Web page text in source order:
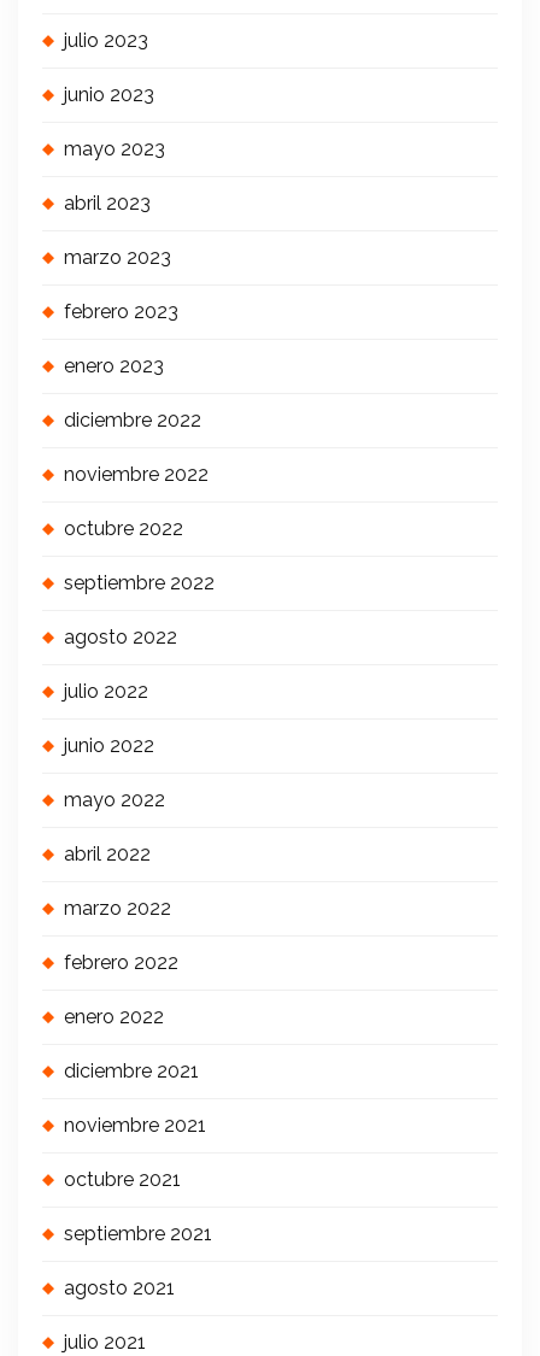
julio 2023
junio 2023
mayo 2023
abril 2023
marzo 2023
febrero 2023
enero 2023
diciembre 2022
noviembre 2022
octubre 2022
septiembre 2022
agosto 2022
julio 2022
junio 2022
mayo 2022
abril 2022
marzo 2022
febrero 2022
enero 2022
diciembre 2021
noviembre 2021
octubre 2021
septiembre 2021
agosto 2021
julio 2021